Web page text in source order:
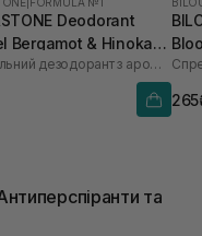
Deodorant
Bergamot & Hinoka
№1 75 г
Натуральний дезодорант з ароматом бергамота і хіноки
та